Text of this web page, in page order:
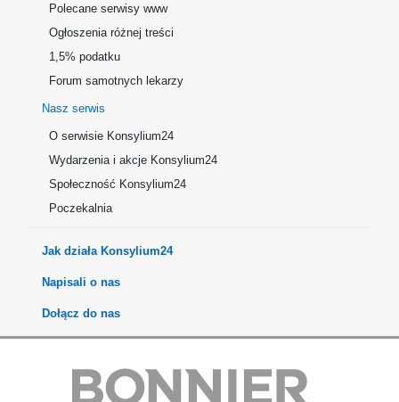
Polecane serwisy www
Ogłoszenia różnej treści
1,5% podatku
Forum samotnych lekarzy
Nasz serwis
O serwisie Konsylium24
Wydarzenia i akcje Konsylium24
Społeczność Konsylium24
Poczekalnia
Jak działa Konsylium24
Napisali o nas
Dołącz do nas